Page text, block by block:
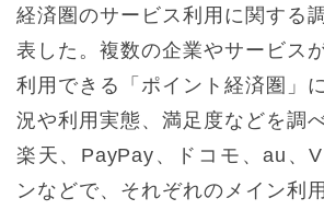
経済圏のサービス利用に関する
表した。複数の企業やサービス
利用できる「ポイント経済圏」
況や利用実態、満足度などを調
楽天、PayPay、ドコモ、au、
ンなどで、それぞれのメイン利